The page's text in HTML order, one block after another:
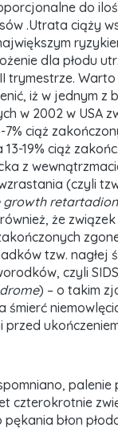
do
.Utrata ciąży
dla płodu
trymestrze. Warto
iż w jednym z
w 2002 w USA
7% ciąż
19% ciąż
z
(czyli
growth retartadion
że
tzw. nagłej
czyli
) – o takim
śmierć
palenie
czterokrotnie
błon